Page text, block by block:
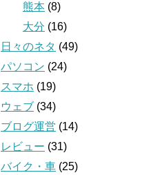
熊本 (8)
大分 (16)
日々のネタ (49)
パソコン (24)
スマホ (19)
ウェブ (34)
ブログ運営 (14)
レビュー (31)
バイク・車 (25)